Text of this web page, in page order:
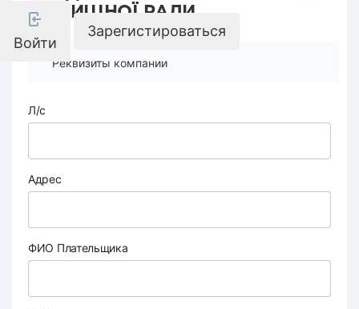
Войти
Зарегистироваться
СЕЛИЩНОЇ РАДИ
Реквизиты компании
Л/с
Адрес
ФИО Плательщика